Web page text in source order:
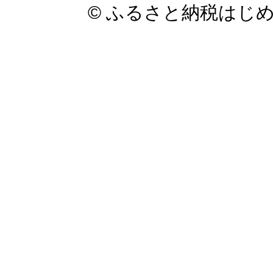
© ふるさと納税はじ